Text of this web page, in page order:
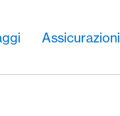
Assicurazioni